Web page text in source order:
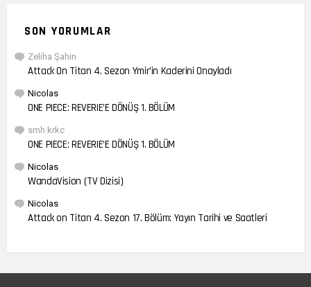
SON YORUMLAR
Zeliha Şahin
Attack On Titan 4. Sezon Ymir’in Kaderini Onayladı
Nicolas
ONE PIECE: REVERIE’E DÖNÜŞ 1. BÖLÜM
smh krkc
ONE PIECE: REVERIE’E DÖNÜŞ 1. BÖLÜM
Nicolas
WandaVision (TV Dizisi)
Nicolas
Attack on Titan 4. Sezon 17. Bölüm: Yayın Tarihi ve Saatleri